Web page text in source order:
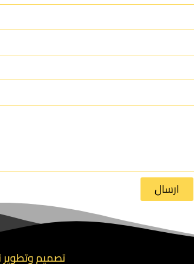
ارسال
تصميم وتطوير